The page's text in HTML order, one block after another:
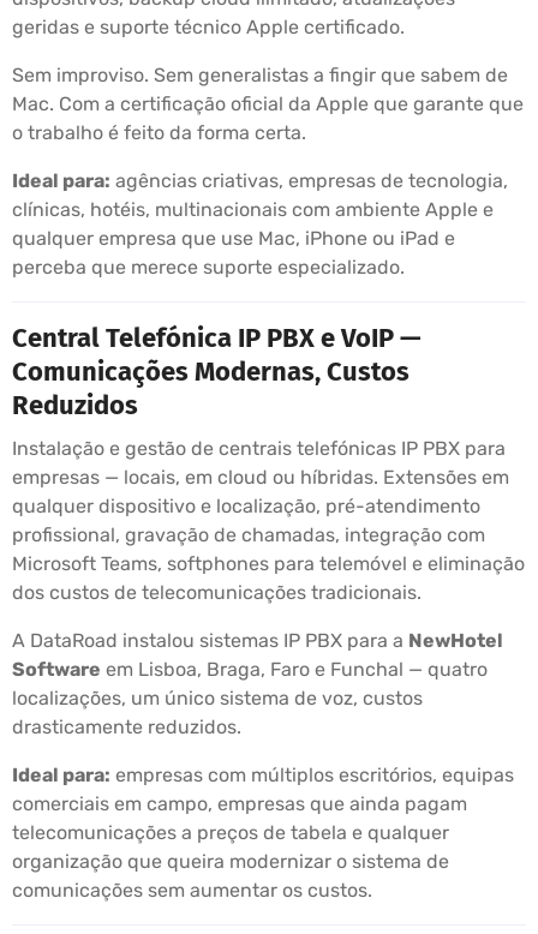
geridas e suporte técnico Apple certificado.
Sem improviso. Sem generalistas a fingir que sabem de
Mac. Com a certificação oficial da Apple que garante que
o trabalho é feito da forma certa.
Ideal para: agências criativas, empresas de tecnologia,
clínicas, hotéis, multinacionais com ambiente Apple e
qualquer empresa que use Mac, iPhone ou iPad e
perceba que merece suporte especializado.
Central Telefónica IP PBX e VoIP —
Comunicações Modernas, Custos
Reduzidos
Instalação e gestão de centrais telefónicas IP PBX para
empresas — locais, em cloud ou híbridas. Extensões em
qualquer dispositivo e localização, pré-atendimento
profissional, gravação de chamadas, integração com
Microsoft Teams, softphones para telemóvel e eliminação
dos custos de telecomunicações tradicionais.
A DataRoad instalou sistemas IP PBX para a NewHotel
Software em Lisboa, Braga, Faro e Funchal — quatro
localizações, um único sistema de voz, custos
drasticamente reduzidos.
Ideal para: empresas com múltiplos escritórios, equipas
comerciais em campo, empresas que ainda pagam
telecomunicações a preços de tabela e qualquer
organização que queira modernizar o sistema de
comunicações sem aumentar os custos.